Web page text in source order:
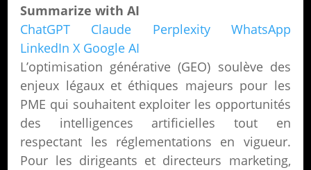
Summarize with AI
ChatGPT
Claude Perplexity
WhatsApp
LinkedIn X Google AI
L’optimisation générative (GEO) soulève des
enjeux légaux et éthiques majeurs pour les
PME qui souhaitent exploiter les opportunités
des intelligences artificielles tout en
respectant les réglementations en vigueur.
Pour les dirigeants et directeurs marketing,